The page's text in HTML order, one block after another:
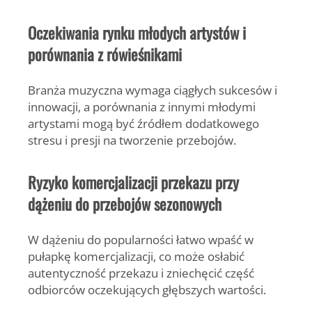
Oczekiwania rynku młodych artystów i
porównania z rówieśnikami
Branża muzyczna wymaga ciągłych sukcesów i
innowacji, a porównania z innymi młodymi
artystami mogą być źródłem dodatkowego
stresu i presji na tworzenie przebojów.
Ryzyko komercjalizacji przekazu przy
dążeniu do przebojów sezonowych
W dążeniu do popularności łatwo wpaść w
pułapkę komercjalizacji, co może osłabić
autentyczność przekazu i zniechęcić część
odbiorców oczekujących głębszych wartości.